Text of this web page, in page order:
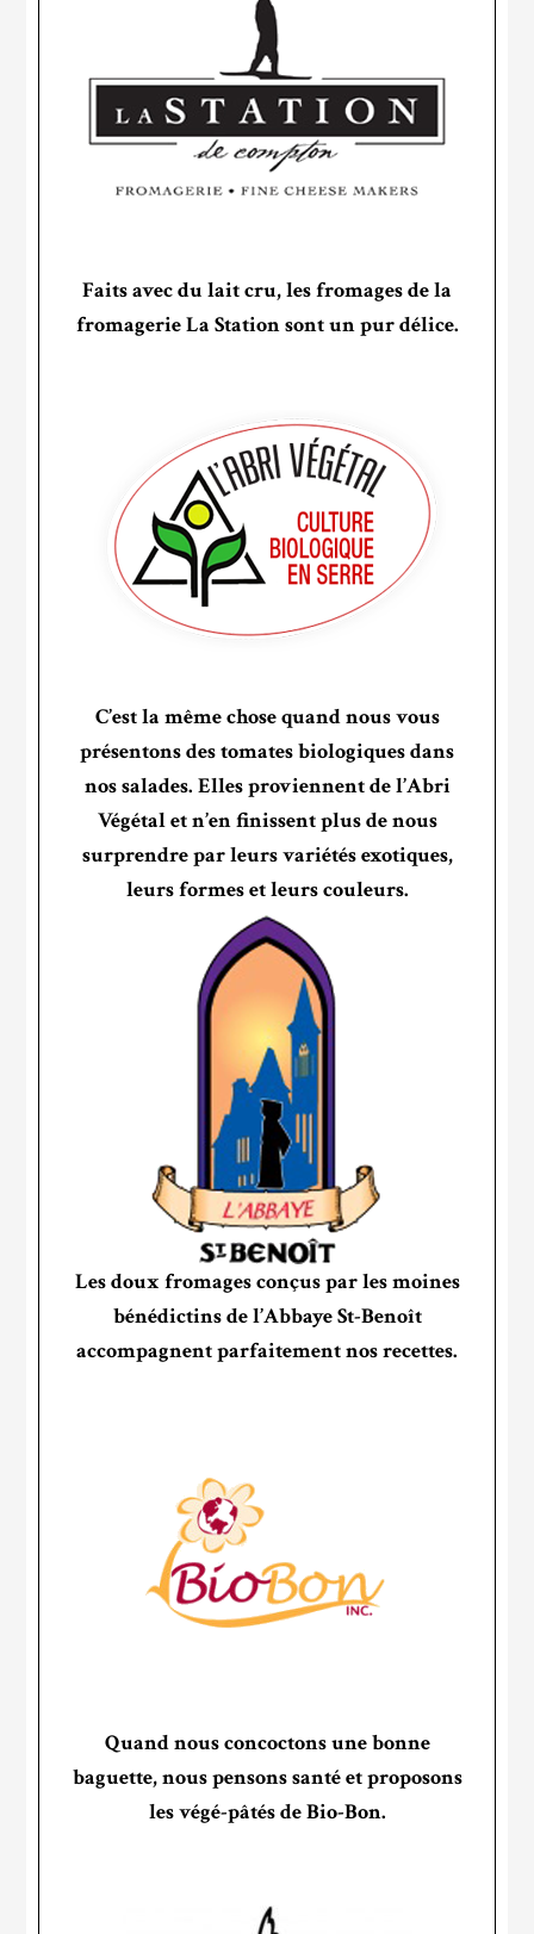
Faits avec du lait cru, les fromages de la
fromagerie La Station sont un pur délice.
C’est la même chose quand nous vous
présentons des tomates biologiques dans
nos salades. Elles proviennent de l’Abri
Végétal et n’en finissent plus de nous
surprendre par leurs variétés exotiques,
leurs formes et leurs couleurs.
Les doux fromages conçus par les moines
bénédictins de l’Abbaye St-Benoît
accompagnent parfaitement nos recettes.
Quand nous concoctons une bonne
baguette, nous pensons santé et proposons
les végé-pâtés de Bio-Bon.